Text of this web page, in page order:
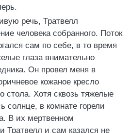
речь, Тратвелл
человека собранного. Поток
сам по себе, в то время
глаза внимательно
Он провел меня в
кожаное кресло
стола. Хотя сквозь тяжелые
солнце, в комнате горели
В их мертвенном
Тратвелл и сам казался не